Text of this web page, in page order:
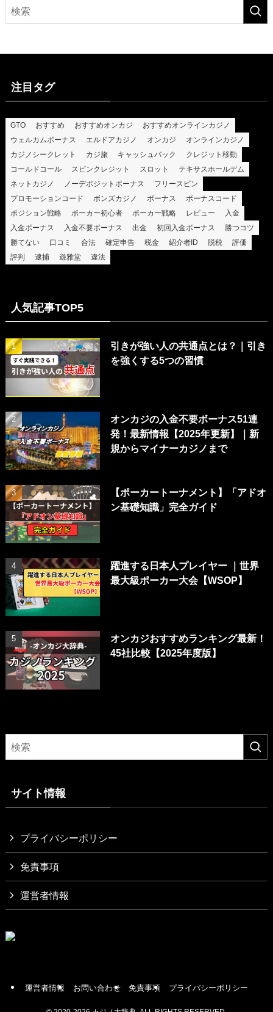
注目タグ
GTO おすすめ おすすめオンカジ
おすすめオンラインカジノ
ウェルカムボーナス
エルドアカジノ オンカジ
オンラインカジノ
カジノシークレット
カジ旅 キャッシュバック
クレジット移動
コールドコール
スピンクレジット スロット
テキサスホールデム
ネットカジノ
ノーデポジットボーナス
フリースピン
プロモーションコード
ボンズカジノ ボーナス
ボーナスコード
ポジション戦略
ポーカー初心者 ポーカー戦略 レビュー
入金
入金ボーナス
入金不要ボーナス 出金 初回入金ボーナス
勝つコツ
勝てない
口コミ 合法 確定申告 税金 紹介者ID 脱税
評価
評判
逮捕 遊雅堂 違法
人気記事TOP5
引きが強い人の共通点とは？｜引き
を強くする5つの習慣
オンカジの入金不要ボーナス51連
発！最新情報【2025年更新】｜新
規からマイナーカジノまで
【ポーカートーナメント】「アドオ
ン基礎知識」完全ガイド
躍進する日本人プレイヤー ｜世界
最大級ポーカー大会【WSOP】
オンカジおすすめランキング最新！
45社比較【2025年度版】
サイト情報
プライバシーポリシー
免責事項
運営者情報
運営者情報 お問い合わせ 免責事項 プライバシーポリシー